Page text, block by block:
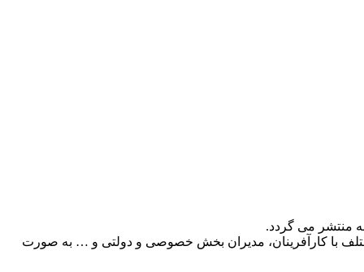
منتشر می گردد.
مختلف با کارآفرینان، مدیران بخش خصوصی و دولتی و … به صورت